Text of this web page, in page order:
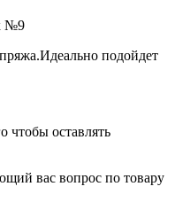
№9
подойдет
чтобы оставлять
вас вопрос по товару